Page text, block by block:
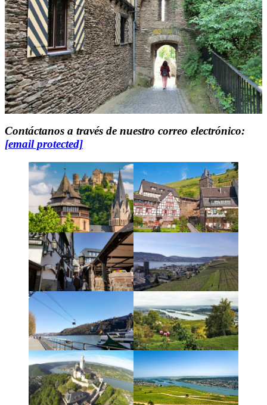
Contáctanos a través de nuestro correo electrónico:
[email protected]